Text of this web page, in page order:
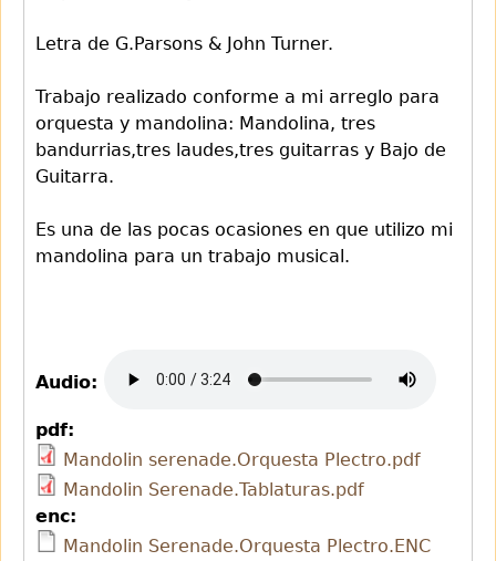
Letra de G.Parsons & John Turner.
Trabajo realizado conforme a mi arreglo para
orquesta y mandolina: Mandolina, tres
bandurrias,tres laudes,tres guitarras y Bajo de
Guitarra.
Es una de las pocas ocasiones en que utilizo mi
mandolina para un trabajo musical.
Audio:
pdf:
Mandolin serenade.Orquesta Plectro.pdf
Mandolin Serenade.Tablaturas.pdf
enc:
Mandolin Serenade.Orquesta Plectro.ENC